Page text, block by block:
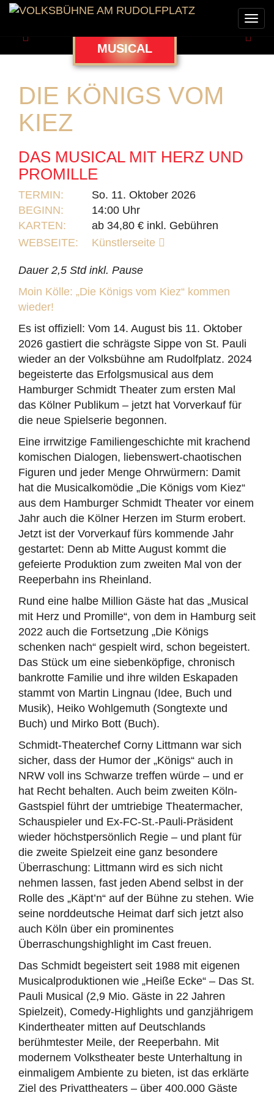
Zurück MUSICAL
DIE KÖNIGS VOM
KIEZ
DAS MUSICAL MIT HERZ UND
PROMILLE
TERMIN:
So. 11. Oktober 2026
BEGINN:
14:00 Uhr
KARTEN:
ab 34,80 € inkl. Gebühren
WEBSEITE:
Künstlerseite
Dauer 2,5 Std inkl. Pause
Moin Kölle: „Die Königs vom Kiez“ kommen
wieder!
Es ist offiziell: Vom 14. August bis 11. Oktober
2026 gastiert die schrägste Sippe von St. Pauli
wieder an der Volksbühne am Rudolfplatz. 2024
begeisterte das Erfolgsmusical aus dem
Hamburger Schmidt Theater zum ersten Mal
das Kölner Publikum – jetzt hat Vorverkauf für
die neue Spielserie begonnen.
Eine irrwitzige Familiengeschichte mit krachend
komischen Dialogen, liebenswert-chaotischen
Figuren und jeder Menge Ohrwürmern: Damit
hat die Musicalkomödie „Die Königs vom Kiez“
aus dem Hamburger Schmidt Theater vor einem
Jahr auch die Kölner Herzen im Sturm erobert.
Jetzt ist der Vorverkauf fürs kommende Jahr
gestartet: Denn ab Mitte August kommt die
gefeierte Produktion zum zweiten Mal von der
Reeperbahn ins Rheinland.
Rund eine halbe Million Gäste hat das „Musical
mit Herz und Promille“, von dem in Hamburg seit
2022 auch die Fortsetzung „Die Königs
schenken nach“ gespielt wird, schon begeistert.
Das Stück um eine siebenköpfige, chronisch
bankrotte Familie und ihre wilden Eskapaden
stammt von Martin Lingnau (Idee, Buch und
Musik), Heiko Wohlgemuth (Songtexte und
Buch) und Mirko Bott (Buch).
Schmidt-Theaterchef Corny Littmann war sich
sicher, dass der Humor der „Königs“ auch in
NRW voll ins Schwarze treffen würde – und er
hat Recht behalten. Auch beim zweiten Köln-
Gastspiel führt der umtriebige Theatermacher,
Schauspieler und Ex-FC-St.-Pauli-Präsident
wieder höchstpersönlich Regie – und plant für
die zweite Spielzeit eine ganz besondere
Überraschung: Littmann wird es sich nicht
nehmen lassen, fast jeden Abend selbst in der
Rolle des „Käpt’n“ auf der Bühne zu stehen. Wie
seine norddeutsche Heimat darf sich jetzt also
auch Köln über ein prominentes
Überraschungshighlight im Cast freuen.
Das Schmidt begeistert seit 1988 mit eigenen
Musicalproduktionen wie „Heiße Ecke“ – Das St.
Pauli Musical (2,9 Mio. Gäste in 22 Jahren
Spielzeit), Comedy-Highlights und ganzjährigem
Kindertheater mitten auf Deutschlands
berühmtester Meile, der Reeperbahn. Mit
modernem Volkstheater beste Unterhaltung in
einmaligem Ambiente zu bieten, ist das erklärte
Ziel des Privattheaters – über 400.000 Gäste